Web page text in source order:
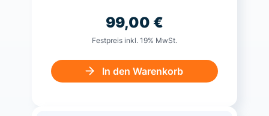
99,00 €
Festpreis inkl. 19% MwSt.
In den Warenkorb